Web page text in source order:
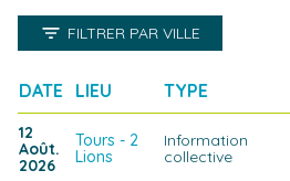
FILTRER PAR VILLE
TOULOUSE LILLE
TOURS - 2 LIONS EVRY
DATE LIEU TYPE
12
Août.
2026
Tours - 2
Lions
Information
collective